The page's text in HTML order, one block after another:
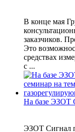
В конце мая
заказчиков.
Это
средствах
с ...
На базе ЭЗОТ
ЭЗОТ Сигнал